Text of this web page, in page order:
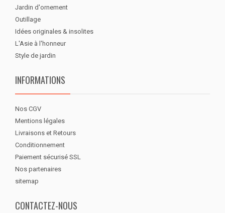
Jardin d'ornement
Outillage
Idées originales & insolites
L'Asie à l'honneur
Style de jardin
INFORMATIONS
Nos CGV
Mentions légales
Livraisons et Retours
Conditionnement
Paiement sécurisé SSL
Nos partenaires
sitemap
CONTACTEZ-NOUS